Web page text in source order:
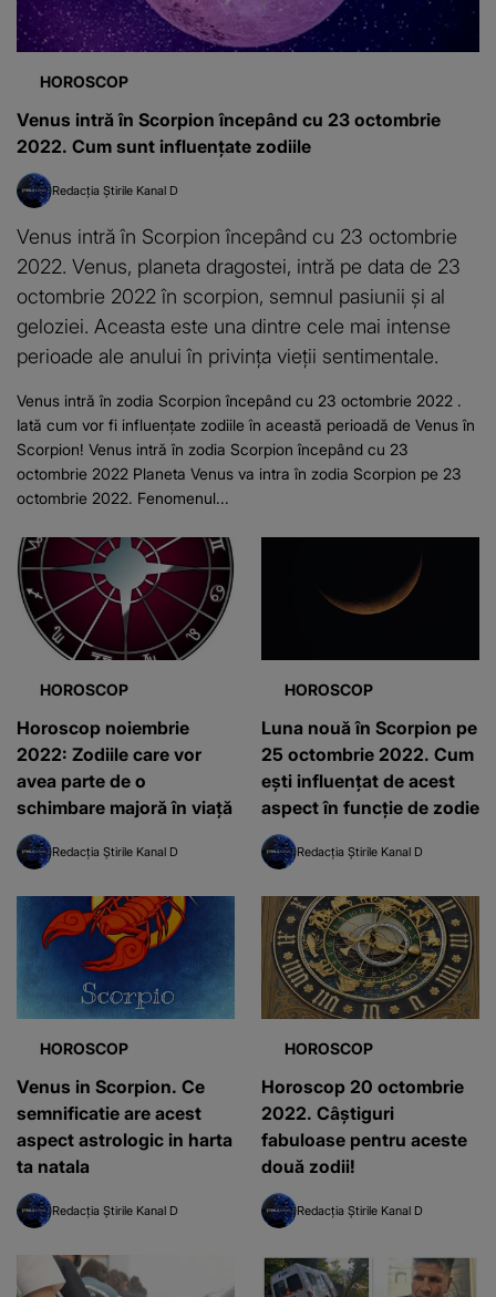
HOROSCOP
Venus intră în Scorpion începând cu 23 octombrie
2022. Cum sunt influențate zodiile
Redacția Știrile Kanal D
Venus intră în Scorpion începând cu 23 octombrie
2022. Venus, planeta dragostei, intră pe data de 23
octombrie 2022 în scorpion, semnul pasiunii și al
geloziei. Aceasta este una dintre cele mai intense
perioade ale anului în privința vieții sentimentale.
Venus intră în zodia Scorpion începând cu 23 octombrie 2022 .
Iată cum vor fi influențate zodiile în această perioadă de Venus în
Scorpion! Venus intră în zodia Scorpion începând cu 23
octombrie 2022 Planeta Venus va intra în zodia Scorpion pe 23
octombrie 2022. Fenomenul...
HOROSCOP
Horoscop noiembrie
2022: Zodiile care vor
avea parte de o
schimbare majoră în viață
Redacția Știrile Kanal D
HOROSCOP
Luna nouă în Scorpion pe
25 octombrie 2022. Cum
ești influențat de acest
aspect în funcție de zodie
Redacția Știrile Kanal D
HOROSCOP
Venus in Scorpion. Ce
semnificatie are acest
aspect astrologic in harta
ta natala
Redacția Știrile Kanal D
HOROSCOP
Horoscop 20 octombrie
2022. Câștiguri
fabuloase pentru aceste
două zodii!
Redacția Știrile Kanal D